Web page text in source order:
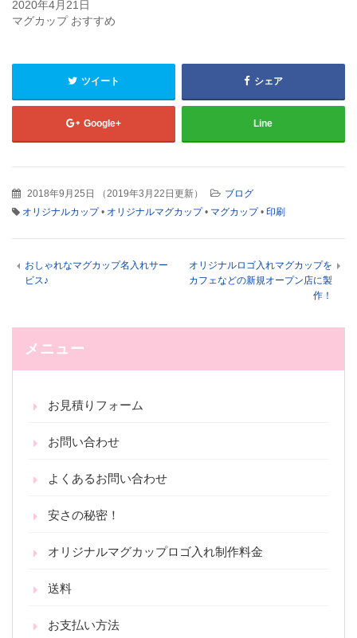
ま
す)
ウ
ィ
ン
開
き
ま
す)
2020年4月21日
マグカップ おすすめ
ツイート シェア
Google+ Line
2018年9月25日 （2019年3月22日更新）
ブログ
オリジナルカップ• オリジナルマグカップ• マグカップ• 印刷
おしゃれなマグカップ名入れサー
ビス♪
オリジナルロゴ入れマグカップを
カフェなどの新規オープン店に製
作！
メニュー
お見積りフォーム
お問い合わせ
よくあるお問い合わせ
安さの秘密！
オリジナルマグカップロゴ入れ制作料金
送料
お支払い方法